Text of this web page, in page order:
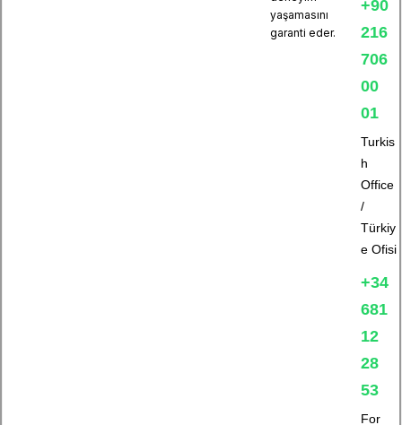
yaşamasını
garanti eder.
+90
216
706
00
01
Turkis
h
Office
/
Türkiy
e Ofisi
+34
681
12
28
53
For